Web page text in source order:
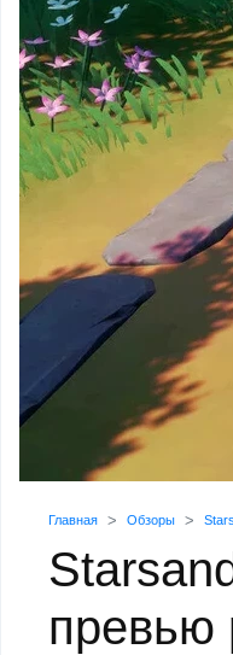
Главная Обзоры
превью